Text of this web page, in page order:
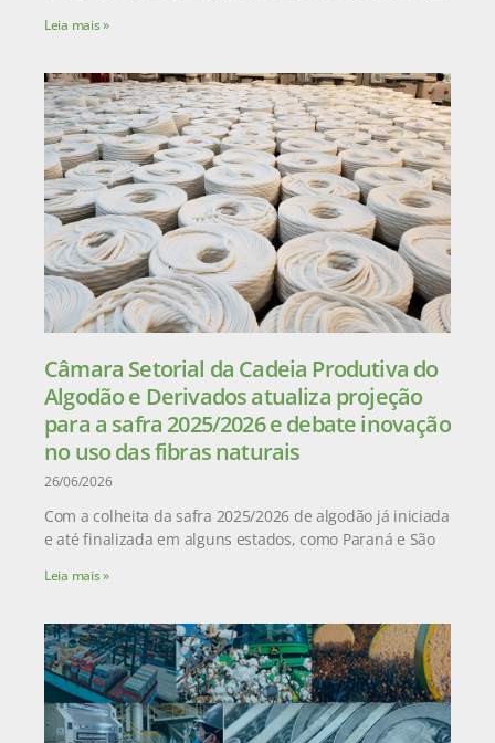
Leia mais »
Câmara Setorial da Cadeia Produtiva do
Algodão e Derivados atualiza projeção
para a safra 2025/2026 e debate inovação
no uso das fibras naturais
26/06/2026
Com a colheita da safra 2025/2026 de algodão já iniciada
e até finalizada em alguns estados, como Paraná e São
Leia mais »